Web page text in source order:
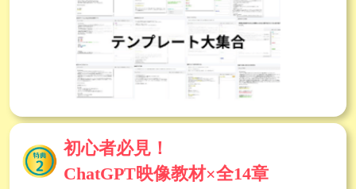
初心者必見！
ChatGPT映像教材×全14章